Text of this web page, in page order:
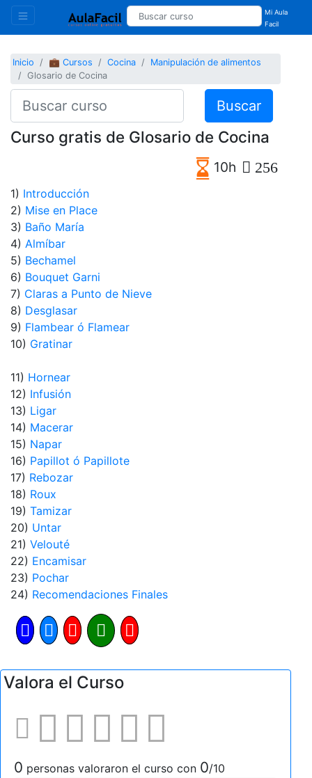
Mi Aula
Facil
Inicio 💼 Cursos Cocina
Manipulación de alimentos
Glosario de Cocina
Buscar
Curso gratis de Glosario de Cocina
10h 256
1) Introducción
2) Mise en Place
3) Baño María
4) Almíbar
5) Bechamel
6) Bouquet Garni
7) Claras a Punto de Nieve
8) Desglasar
9) Flambear ó Flamear
10) Gratinar
11) Hornear
12) Infusión
13) Ligar
14) Macerar
15) Napar
16) Papillot ó Papillote
17) Rebozar
18) Roux
19) Tamizar
20) Untar
21) Velouté
22) Encamisar
23) Pochar
24) Recomendaciones Finales
Valora el Curso
0 personas valoraron el curso con 0/10